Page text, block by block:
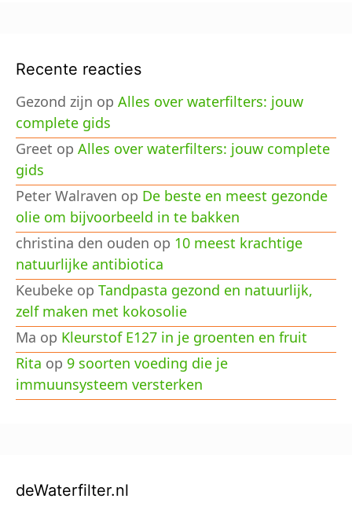
Recente reacties
Gezond zijn op Alles over waterfilters: jouw
complete gids
Greet op Alles over waterfilters: jouw complete
gids
Peter Walraven op De beste en meest gezonde
olie om bijvoorbeeld in te bakken
christina den ouden op 10 meest krachtige
natuurlijke antibiotica
Keubeke op Tandpasta gezond en natuurlijk,
zelf maken met kokosolie
Ma op Kleurstof E127 in je groenten en fruit
Rita op 9 soorten voeding die je
immuunsysteem versterken
deWaterfilter.nl